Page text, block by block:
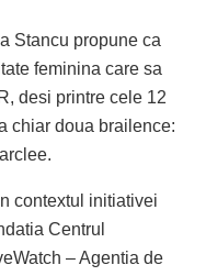
Stancu propune ca
feminina care sa
desi printre cele 12
chiar doua brailence:
contextul initiativei
Centrul
– Agentia de